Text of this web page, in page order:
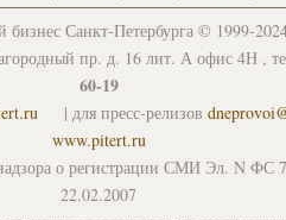
бизнес Санкт-Петербурга © 1999-
пр. д. 16 лит. А офис 4Н ,
60-19
| для пресс-релизов
www.pitert.ru
о регистрации СМИ Эл. N ФС
22.02.2007